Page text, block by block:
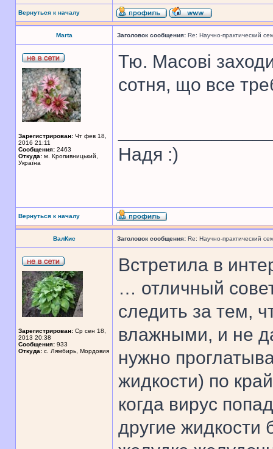
Вернуться к началу
Marta Заголовок сообщения: Re: Научно-практический
Зарегистрирован: Чт фев 18,
2016 21:11
Сообщения: 2463
Откуда: м. Кропивницький,
Україна
Тю. Масові
сотня, що все
Надя :)
Вернуться к началу
ВалКис Заголовок сообщения: Re: Научно-практический
Зарегистрирован: Ср сен 18,
2013 20:38
Сообщения: 933
Откуда: с. Лямбирь, Мордовия
Встретила в
… отличный
следить за тем,
влажными, и не
нужно
жидкости) по
когда вирус
другие жидкости